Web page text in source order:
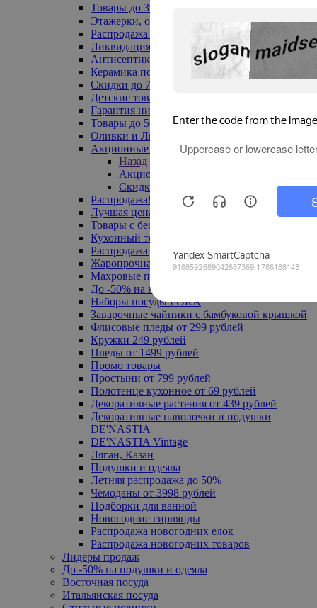
Товары до 399₽
Этажерки, обувницы
Распродажа текстиля до -50%
Ликвидация до -70%
Антисептики
Керамика по 129 руб
Скидки до 70%
Детские товары
Гарантия низкой цены
Товары до 500 руб
Оливки и Лимоны
Акционные товары
Назад
Акционные товары
Скидка 20% по промокоду
Распродажа! Ульяновск до -70%
Лучшая цена
Товары с бесплатной доставкой
Кухонный текстиль
Распродажа до -50%
Жаропрочная посуда
Махровые полотенца
До -50% на ковры
Наборы посуды FORA
Заварочные чайники с бамбуковой крышкой
Флисовые пледы от 299 рублей
Кружки 249 рублей
Пледы от 1499 рублей
Промо товары
Простыни от 799 рублей
Полотенце кухонное от 69 рублей
Декоративные растения от 439 рублей
Декоративные наволочки и подушки
DE'NASTIA
DE'NASTIA Vintage
Ляган, Казан
Подушки и одеяла
Летняя распродажа до 50%
Чемоданы от 3998 рублей
Подборки для ванной
Новогодние гирлянды
Распродажа новогодних елок
Распродажа новогодних товаров
Лидеры продаж
До -50% на подушки и одеяла
Восточная посуда
Итальянская посуда